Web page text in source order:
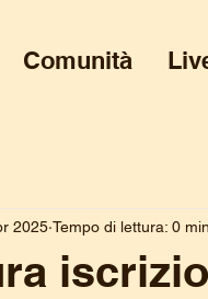
Comunità
2025 Tempo di lettura: 0 min